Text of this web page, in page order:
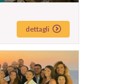
dettagli